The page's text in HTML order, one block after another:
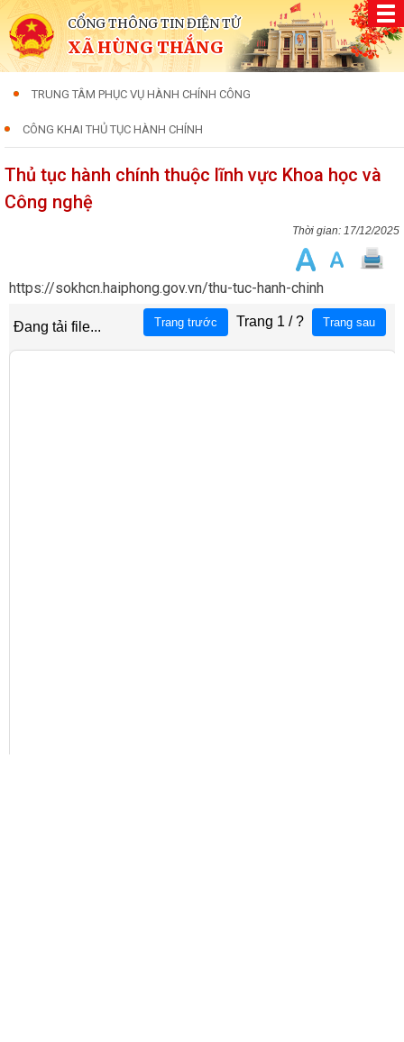
CỔNG THÔNG TIN ĐIỆN TỬ
XÃ HÙNG THẮNG
TRUNG TÂM PHỤC VỤ HÀNH CHÍNH CÔNG
CÔNG KHAI THỦ TỤC HÀNH CHÍNH
Thủ tục hành chính thuộc lĩnh vực Khoa học và
Công nghệ
17/12/2025
https://sokhcn.haiphong.gov.vn/thu-tuc-hanh-chinh